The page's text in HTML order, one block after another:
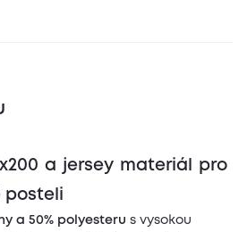
a jersey materiál pro
posteli
a 50% polyesteru s vysokou